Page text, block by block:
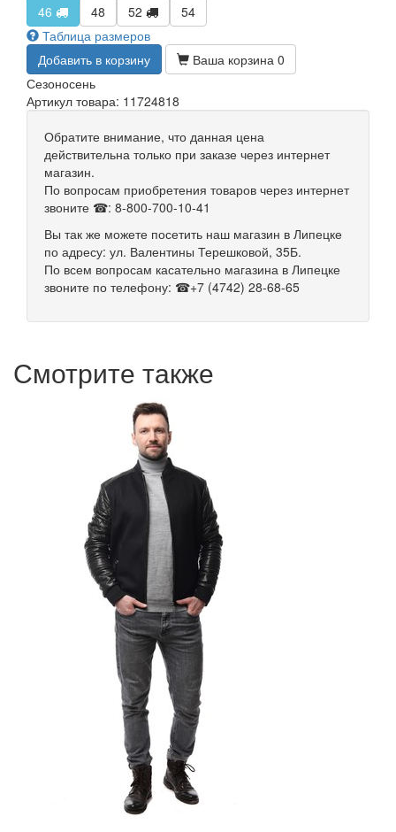
46 48 52
54
Таблица размеров
Добавить в корзину
Ваша корзина 0
Сезоносень
Артикул товара: 11724818
Обратите внимание, что данная цена
действительна только при заказе через интернет
магазин.
По вопросам приобретения товаров через интернет
звоните ☎: 8-800-700-10-41
Вы так же можете посетить наш магазин в Липецке
по адресу: ул. Валентины Терешковой, 35Б.
По всем вопросам касательно магазина в Липецке
звоните по телефону: ☎+7 (4742) 28-68-65
Смотрите также